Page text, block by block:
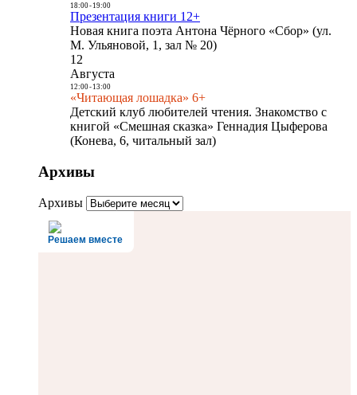
18:00- 19:00
Презентация книги 12+
Новая книга поэта Антона Чёрного «Сбор» (ул.
М. Ульяновой, 1, зал № 20)
12
Августа
12:00- 13:00
«Читающая лошадка» 6+
Детский клуб любителей чтения. Знакомство с
книгой «Смешная сказка» Геннадия Цыферова
(Конева, 6, читальный зал)
Архивы
Архивы
Решаем вместе